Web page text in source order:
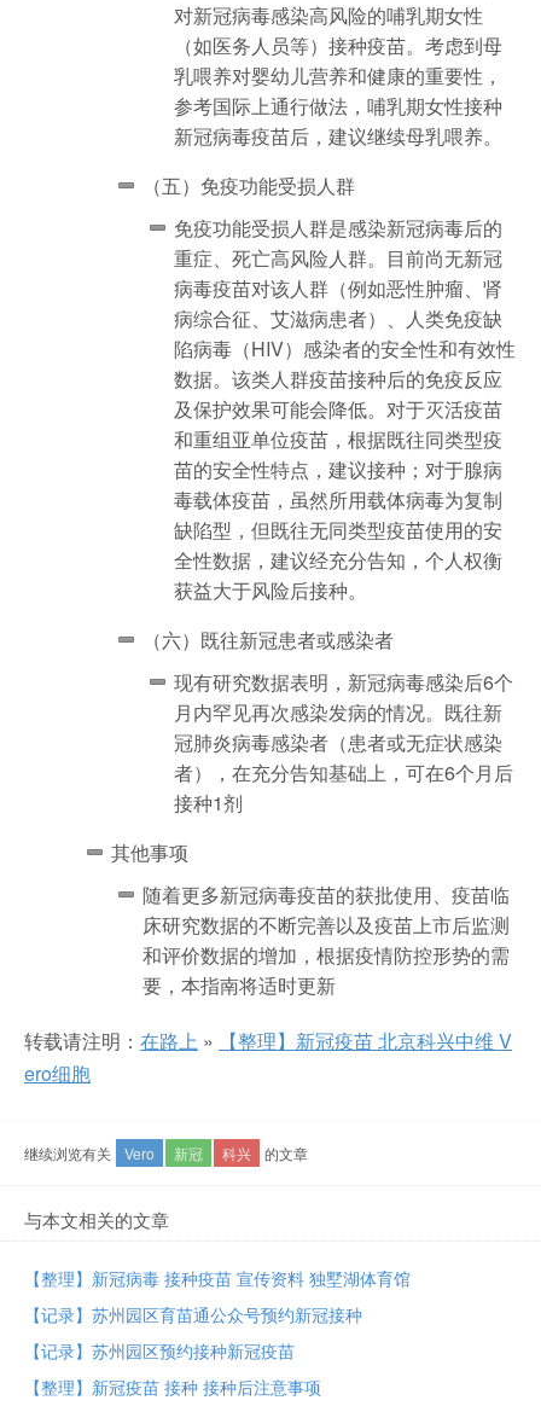
对新冠病毒感染高风险的哺乳期女性
（如医务人员等）接种疫苗。考虑到母
乳喂养对婴幼儿营养和健康的重要性，
参考国际上通行做法，哺乳期女性接种
新冠病毒疫苗后，建议继续母乳喂养。
（五）免疫功能受损人群
免疫功能受损人群是感染新冠病毒后的
重症、死亡高风险人群。目前尚无新冠
病毒疫苗对该人群（例如恶性肿瘤、肾
病综合征、艾滋病患者）、人类免疫缺
陷病毒（HIV）感染者的安全性和有效性
数据。该类人群疫苗接种后的免疫反应
及保护效果可能会降低。对于灭活疫苗
和重组亚单位疫苗，根据既往同类型疫
苗的安全性特点，建议接种；对于腺病
毒载体疫苗，虽然所用载体病毒为复制
缺陷型，但既往无同类型疫苗使用的安
全性数据，建议经充分告知，个人权衡
获益大于风险后接种。
（六）既往新冠患者或感染者
现有研究数据表明，新冠病毒感染后6个
月内罕见再次感染发病的情况。既往新
冠肺炎病毒感染者（患者或无症状感染
者），在充分告知基础上，可在6个月后
接种1剂
其他事项
随着更多新冠病毒疫苗的获批使用、疫苗临
床研究数据的不断完善以及疫苗上市后监测
和评价数据的增加，根据疫情防控形势的需
要，本指南将适时更新
转载请注明： 在路上 »
【整理】新冠疫苗 北京科兴中维 V
ero细胞
继续浏览有关 Vero 新冠 科兴 的文章
与本文相关的文章
【整理】新冠病毒 接种疫苗 宣传资料 独墅湖体育馆
【记录】苏州园区育苗通公众号预约新冠接种
【记录】苏州园区预约接种新冠疫苗
【整理】新冠疫苗 接种 接种后注意事项